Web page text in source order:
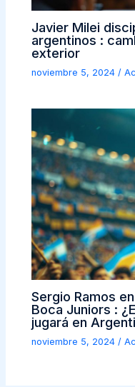
Javier Milei
argentinos :
exterior
noviembre 5, 2024/
Sergio Ramos
Boca Juniors :
jugará en
noviembre 5, 2024/